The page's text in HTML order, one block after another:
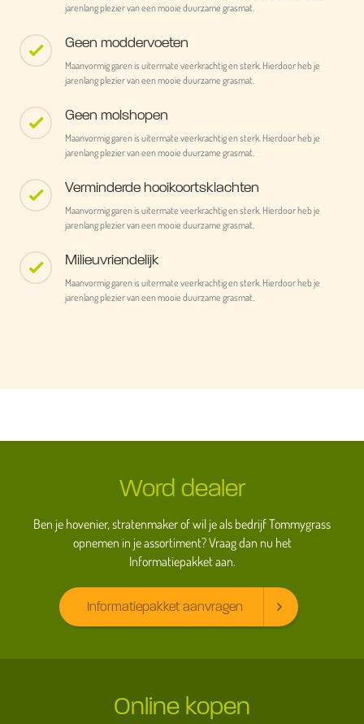
jarenlang plezier van een mooie duurzame grasmat.
Geen moddervoeten
Maanvormig garen is uitermate veerkrachtig en sterk. Hierdoor heb je
jarenlang plezier van een mooie duurzame grasmat.
Geen molshopen
Maanvormig garen is uitermate veerkrachtig en sterk. Hierdoor heb je
jarenlang plezier van een mooie duurzame grasmat.
Verminderde hooikoortsklachten
Maanvormig garen is uitermate veerkrachtig en sterk. Hierdoor heb je
jarenlang plezier van een mooie duurzame grasmat.
Milieuvriendelijk
Maanvormig garen is uitermate veerkrachtig en sterk. Hierdoor heb je
jarenlang plezier van een mooie duurzame grasmat.
Word dealer
Ben je hovenier, stratenmaker of wil je als bedrijf Tommygrass
opnemen in je assortiment? Vraag dan nu het
Informatiepakket aan.
Informatiepakket aanvragen
Online kopen